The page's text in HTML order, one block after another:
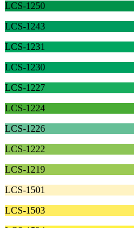
LCS-1250
LCS-1243
LCS-1231
LCS-1230
LCS-1227
LCS-1224
LCS-1226
LCS-1222
LCS-1219
LCS-1501
LCS-1503